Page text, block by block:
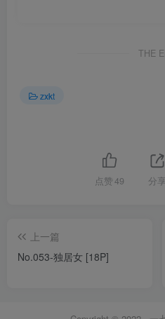
THE
zxkt
点赞 49 分享
上一篇
No.053-独居女 [18P]